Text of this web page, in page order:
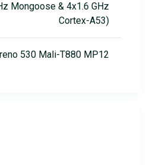
Mongoose & 4x1.6 GHz
Cortex-A53)
530 Mali-T880 MP12